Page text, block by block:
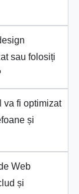
sau folosiți
va fi optimizat
și
Web
și